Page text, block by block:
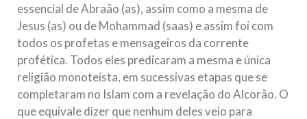
essencial de Abraão (as), assim como a mesma de
Jesus (as) ou de Mohammad (saas) e assim foi com
todos os profetas e mensageiros da corrente
profética. Todos eles predicaram a mesma e única
religião monoteísta, em sucessivas etapas que se
completaram no Islam com a revelação do Alcorão. O
que equivale dizer que nenhum deles veio para